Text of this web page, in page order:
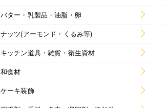
バター・乳製品・油脂・卵
ナッツ(アーモンド・くるみ等)
キッチン道具・雑貨・衛生資材
和食材
ケーキ装飾